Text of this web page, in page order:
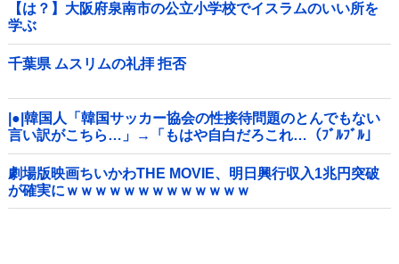
【は？】大阪府泉南市の公立小学校でイスラムのいい所を
学ぶ
千葉県 ムスリムの礼拝 拒否
|●|韓国人「韓国サッカー協会の性接待問題のとんでもない
言い訳がこちら…」→「もはや自白だろこれ…（ﾌﾞﾙﾌﾞﾙ」
＝韓国の反応
劇場版映画ちいかわTHE MOVIE、明日興行収入1兆円突破
が確実にｗｗｗｗｗｗｗｗｗｗｗｗｗ